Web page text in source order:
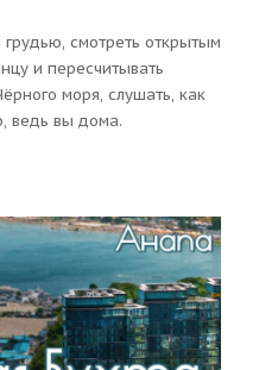
смотреть открытым
и пересчитывать
моря, слушать, как
ведь вы дома.